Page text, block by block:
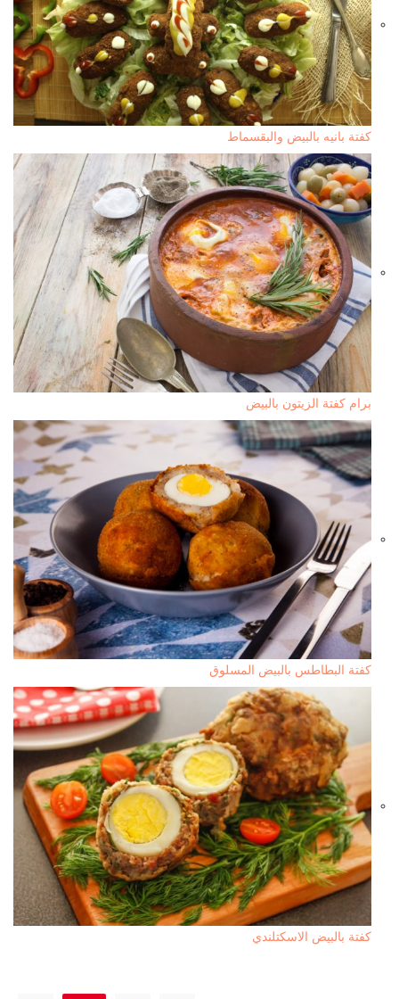
كفتة بانيه بالبيض والبقسماط
برام كفتة الزيتون بالبيض
كفتة البطاطس بالبيض المسلوق
كفتة بالبيض الاسكتلندي